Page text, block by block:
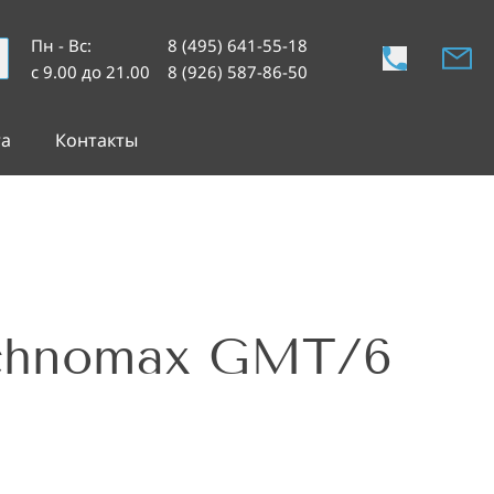
Пн - Вс:
с 9.00 до 21.00
8 (495) 641-55-18
8 (926) 587-86-50
Контакты
GMT/6